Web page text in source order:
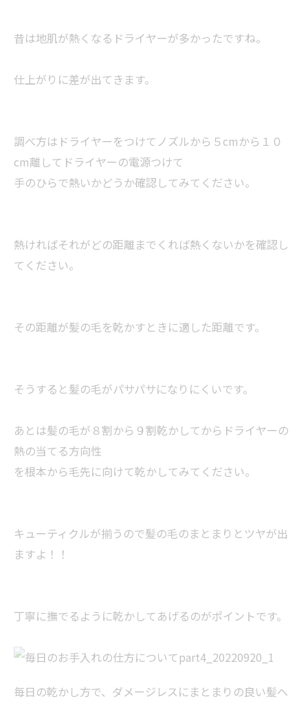
昔は地肌が熱くなるドライヤーが多かったですね。
仕上がりに差が出てきます。
調べ方はドライヤーをつけてノズルから５cmから１０
cm離してドライヤーの電源つけて
手のひらで熱いかどうか確認してみてください。
熱ければそれがどの距離までくれば熱くないかを確認し
てください。
その距離が髪の毛を乾かすときに適した距離です。
そうすると髪の毛がパサパサになりにくいです。
あとは髪の毛が８割から９割乾かしてからドライヤーの
熱の当てる方向性
を根本から毛先に向けて乾かしてみてください。
キューティクルが揃うので髪の毛のまとまりとツヤが出
ますよ！！
丁寧に撫でるように乾かしてあげるのがポイントです。
毎日の乾かし方で、ダメージレスにまとまりの良い髪へ